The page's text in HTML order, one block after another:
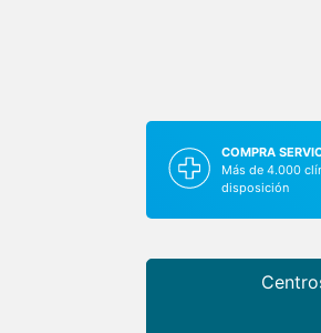
COMPRA
Más de 4.000
disposición